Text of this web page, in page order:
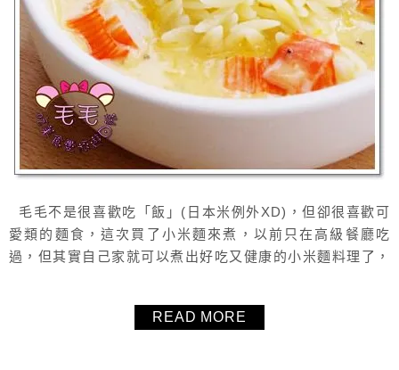
毛毛不是很喜歡吃「飯」(日本米例外XD)，但卻很喜歡可
愛類的麵食，這次買了小米麵來煮，以前只在高級餐廳吃
過，但其實自己家就可以煮出好吃又健康的小米麵料理了，
READ MORE